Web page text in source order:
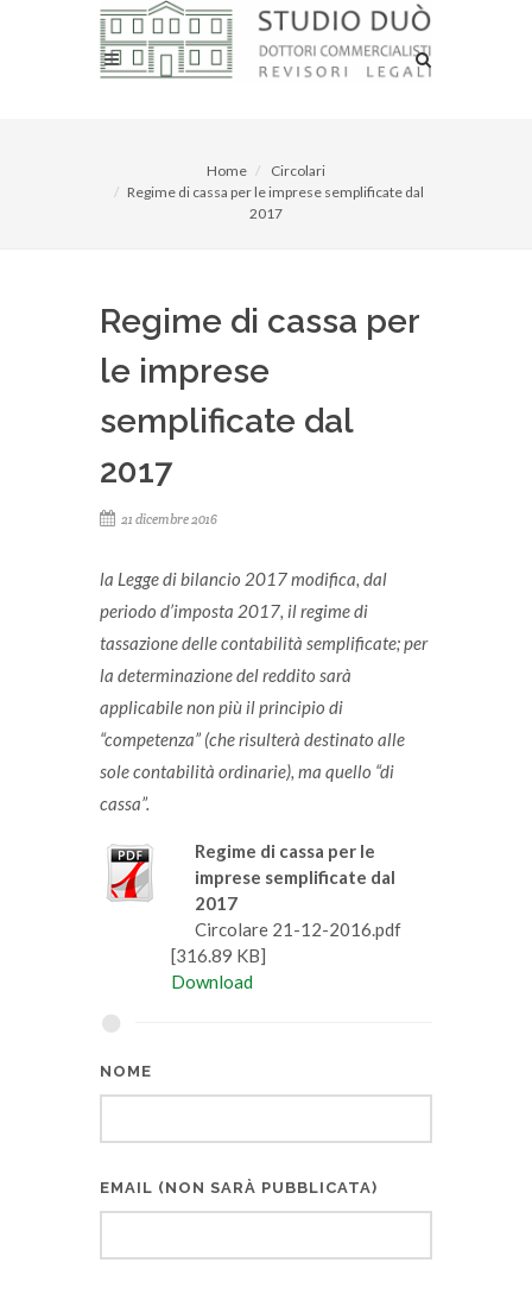
Home
Circolari
Regime di cassa per le imprese semplificate dal
2017
Regime di cassa per
le imprese
semplificate dal
2017
21 dicembre 2016
la Legge di bilancio 2017 modifica, dal
periodo d’imposta 2017, il regime di
tassazione delle contabilità semplificate; per
la determinazione del reddito sarà
applicabile non più il principio di
“competenza” (che risulterà destinato alle
sole contabilità ordinarie), ma quello “di
cassa”.
Regime di cassa per le
imprese semplificate dal
2017
Circolare 21-12-2016.pdf
[316.89 KB]
Download
NOME
EMAIL (NON SARÀ PUBBLICATA)